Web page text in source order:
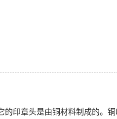
的印章头是由铜材料制成的。